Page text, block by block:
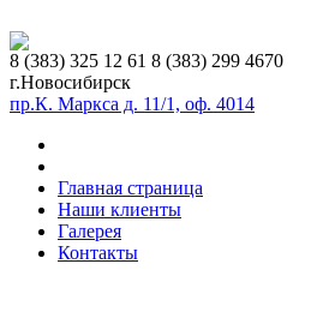
8 (383) 325 12 61 8 (383) 299 4670
г.Новосибирск
пр.К. Маркса д. 11/1, оф. 4014
Главная страница
Наши клиенты
Галерея
Контакты